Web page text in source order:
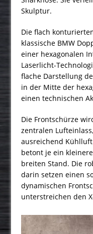
Skulptur.
Die flach
klassische BMW
einer hexagonalen
Laserlicht-
flache Darstellung
in der Mitte der
einen technischen
Die Frontschürze
zentralen
ausreichend
betont je ein
breiten Stand. Die
darin setzen einen
dynamischen
unterstreichen den